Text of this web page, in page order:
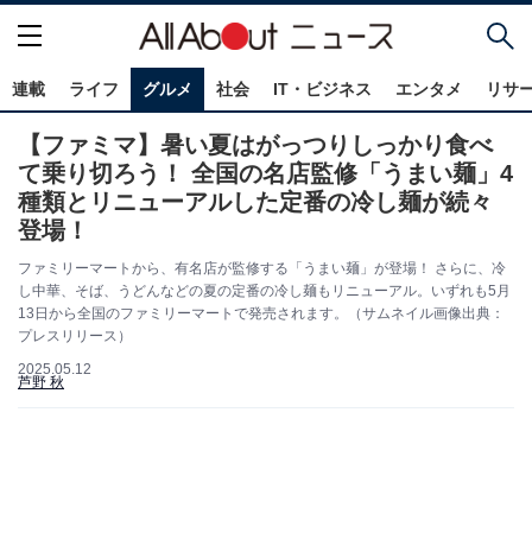
連載 ライフ グルメ 社会 IT・ビジネス エンタメ リサ
【ファミマ】暑い夏はがっつりしっかり食べ
て乗り切ろう！ 全国の名店監修「うまい麺」4
種類とリニューアルした定番の冷し麺が続々
登場！
ファミリーマートから、有名店が監修する「うまい麺」が登場！ さらに、冷
し中華、そば、うどんなどの夏の定番の冷し麺もリニューアル。いずれも5月
13日から全国のファミリーマートで発売されます。（サムネイル画像出典：
プレスリリース）
2025.05.12
芦野 秋